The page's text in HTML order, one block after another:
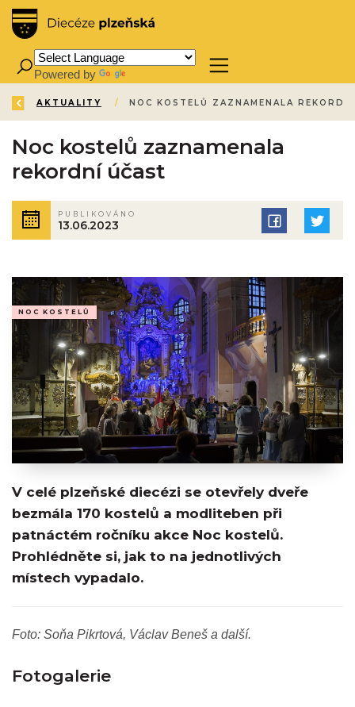
Powered by
ZPĚT
ÚVOD /
AKTUALITY /
Noc kostelů zaznamenala
rekordní účast
PUBLIKOVÁNO
13.06.2023
NOC KOSTELŮ
V celé plzeňské diecézi se otevřely dveře
bezmála 170 kostelů a modliteben při
patnáctém ročníku akce Noc kostelů.
Prohlédněte si, jak to na jednotlivých
místech vypadalo.
Foto: Soňa Pikrtová, Václav Beneš a další.
Fotogalerie